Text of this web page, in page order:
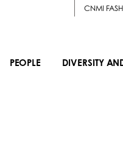
CNMI
PEOPLE DIVERSITY